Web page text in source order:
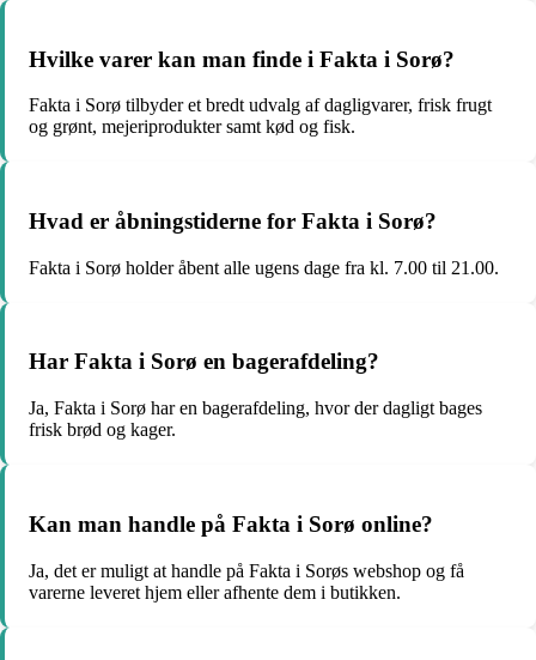
Hvilke varer kan man finde i Fakta i Sorø?
Fakta i Sorø tilbyder et bredt udvalg af dagligvarer, frisk frugt
og grønt, mejeriprodukter samt kød og fisk.
Hvad er åbningstiderne for Fakta i Sorø?
Fakta i Sorø holder åbent alle ugens dage fra kl. 7.00 til 21.00.
Har Fakta i Sorø en bagerafdeling?
Ja, Fakta i Sorø har en bagerafdeling, hvor der dagligt bages
frisk brød og kager.
Kan man handle på Fakta i Sorø online?
Ja, det er muligt at handle på Fakta i Sorøs webshop og få
varerne leveret hjem eller afhente dem i butikken.